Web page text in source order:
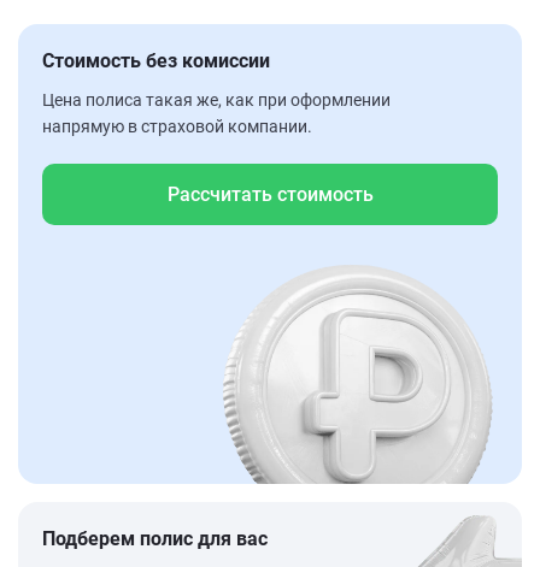
Стоимость без комиссии
Цена полиса такая же, как при оформлении
напрямую в страховой компании.
Рассчитать стоимость
Подберем полис для вас